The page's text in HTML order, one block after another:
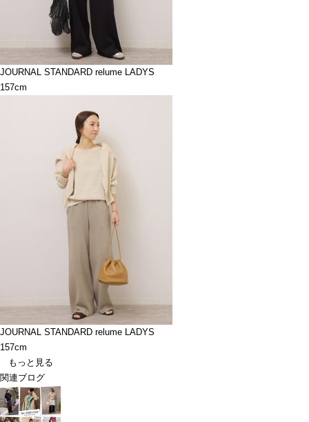
JOURNAL STANDARD relume LADYS
157cm
JOURNAL STANDARD relume LADYS
157cm
もっと見る
関連ブログ